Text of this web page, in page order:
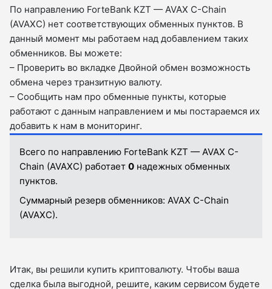
По направлению ForteBank KZT — AVAX C-Chain
(AVAXC) нет соответствующих обменных пунктов. В
данный момент мы работаем над добавлением таких
обменников. Вы можете:
– Проверить во вкладкe Двойной обмен возможность
обмена через транзитную валюту.
– Сообщить нам про обменные пункты, которые
работают с данным направлением и мы постараемся их
добавить к нам в мониторинг.
Всего по направлению ForteBank KZT — AVAX C-
Chain (AVAXC) работает 0 надежных обменных
пунктов.
Суммарный резерв обменников: AVAX C-Chain
(AVAXC).
Итак, вы решили купить криптовалюту. Чтобы ваша
сделка была выгодной, решите, каким сервисом будете